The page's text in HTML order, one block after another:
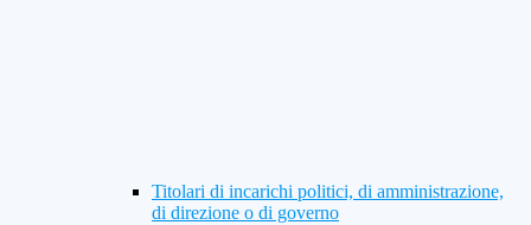
Titolari di incarichi politici, di amministrazione,
di direzione o di governo